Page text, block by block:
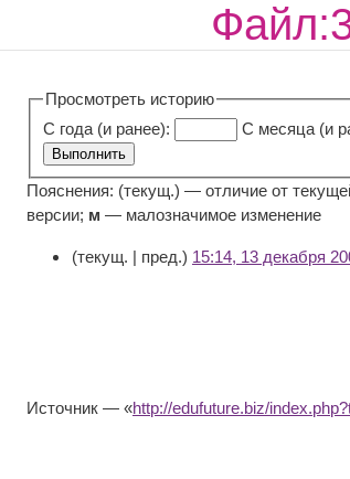
Просмотреть историю
С года (и ранее):
С месяца (и
Пояснения: (текущ.) — отличие от
версии; м — малозначимое изменение
(текущ. | пред.) 15:14, 13 декабря
Источник — «http://edufuture.biz/